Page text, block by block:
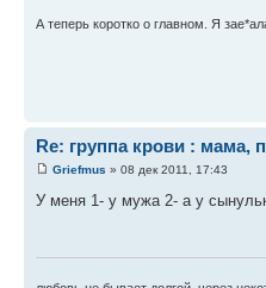
А теперь коротко о главном. Я
Re: группа крови : мама,
Griefmus » 08 дек 2011, 17:43
У меня 1- у мужа 2- а у